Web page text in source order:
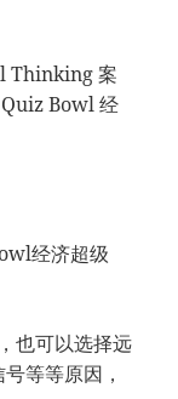
Thinking 案
Bowl 经
经济超级
也可以选择远
等等原因，